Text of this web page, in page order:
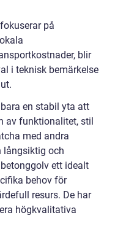
på
blir
i teknisk bemärkelse
en stabil yta att
av funktionalitet, stil
med andra
långsiktig och
ett idealt
behov för
resurs. De har
högkvalitativa